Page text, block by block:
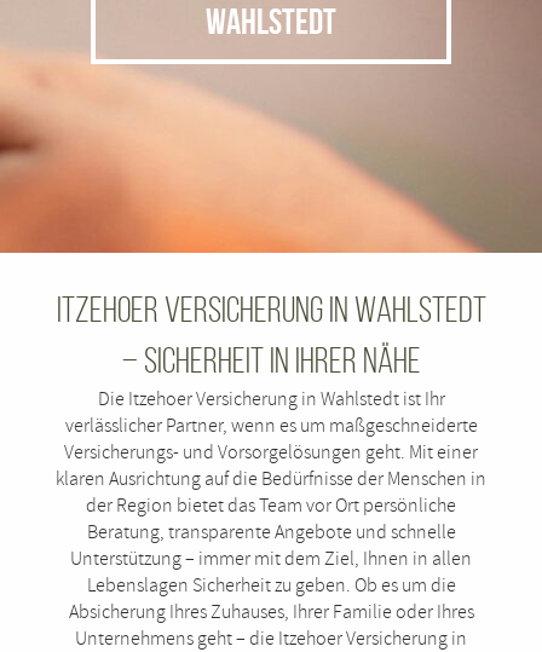
WAHLSTEDT
Itzehoer Versicherung in Wahlstedt
– Sicherheit in Ihrer Nähe
Die Itzehoer Versicherung in Wahlstedt ist Ihr
verlässlicher Partner, wenn es um maßgeschneiderte
Versicherungs- und Vorsorgelösungen geht. Mit einer
klaren Ausrichtung auf die Bedürfnisse der Menschen in
der Region bietet das Team vor Ort persönliche
Beratung, transparente Angebote und schnelle
Unterstützung – immer mit dem Ziel, Ihnen in allen
Lebenslagen Sicherheit zu geben. Ob es um die
Absicherung Ihres Zuhauses, Ihrer Familie oder Ihres
Unternehmens geht – die Itzehoer Versicherung in